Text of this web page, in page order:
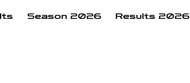
Season 2026 Results 2026